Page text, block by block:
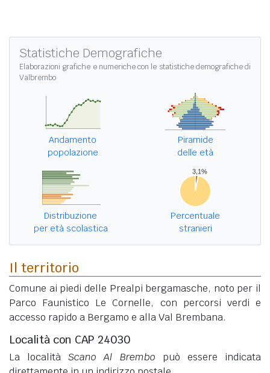
Statistiche Demografiche
Elaborazioni grafiche e numeriche con le statistiche demografiche di
Valbrembo
Andamento
popolazione
Piramide
delle età
Distribuzione
per età scolastica
Percentuale
stranieri
Il territorio
Comune ai piedi delle Prealpi bergamasche, noto per il
Parco Faunistico Le Cornelle, con percorsi verdi e
accesso rapido a Bergamo e alla Val Brembana.
Località con CAP 24030
La localitàScano Al Brembo può essere indicata